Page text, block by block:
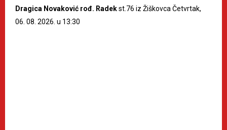
Dragica Novaković rođ. Radekst.76 iz Žiškovca Četvrtak,
06. 08. 2026. u 13:30